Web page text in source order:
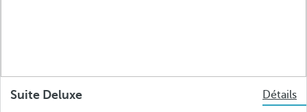
Suite Deluxe
Détails